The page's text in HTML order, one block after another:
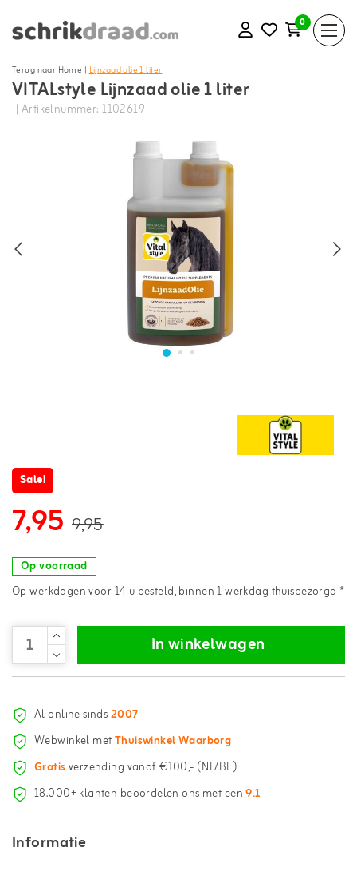
0
Terug naar Home |Lijnzaad olie 1 liter
VITALstyle Lijnzaad olie 1 liter
| Artikelnummer: 1102619
Sale!
7,95 9,95
Op voorraad
Op werkdagen voor 14 u besteld, binnen 1 werkdag thuisbezorgd *
In winkelwagen
Al online sinds2007
Webwinkel metThuiswinkel Waarborg
Gratisverzending vanaf €100,- (NL/BE)
18.000+ klanten beoordelen ons met een9.1
Informatie